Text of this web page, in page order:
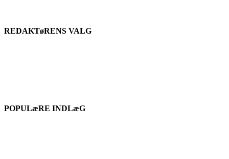
REDAKTøRENS VALG
POPULæRE INDLæG